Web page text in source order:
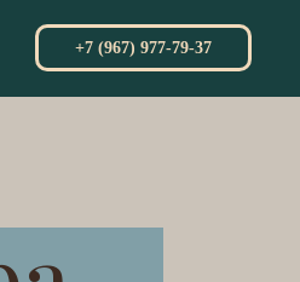
+7 (967) 977-79-37